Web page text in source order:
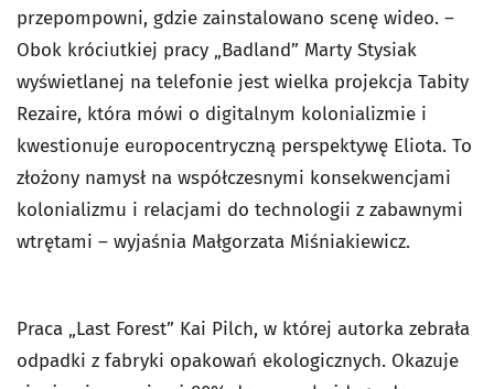
przepompowni, gdzie zainstalowano scenę wideo. –
Obok króciutkiej pracy „Badland” Marty Stysiak
wyświetlanej na telefonie jest wielka projekcja Tabity
Rezaire, która mówi o digitalnym kolonializmie i
kwestionuje europocentryczną perspektywę Eliota. To
złożony namysł na współczesnymi konsekwencjami
kolonializmu i relacjami do technologii z zabawnymi
wtrętami – wyjaśnia Małgorzata Miśniakiewicz.
Praca „Last Forest” Kai Pilch, w której autorka zebrała
odpadki z fabryki opakowań ekologicznych. Okazuje